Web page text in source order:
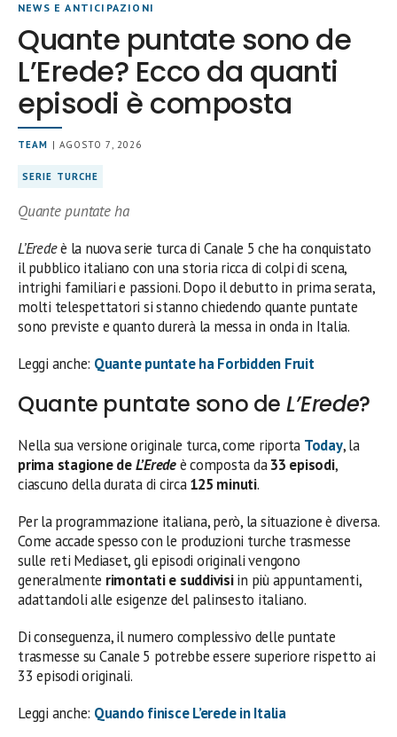
NEWS E ANTICIPAZIONI
Quante puntate sono de
L’Erede? Ecco da quanti
episodi è composta
TEAM | AGOSTO 7, 2026
SERIE TURCHE
Quante puntate ha
L’Eredeè la nuova serie turca di Canale 5 che ha conquistato
il pubblico italiano con una storia ricca di colpi di scena,
intrighi familiari e passioni. Dopo il debutto in prima serata,
molti telespettatori si stanno chiedendo quante puntate
sono previste e quanto durerà la messa in onda in Italia.
Leggi anche: Quante puntate ha Forbidden Fruit
Quante puntate sono de L’Erede?
Nella sua versione originale turca, come riporta Today, la
prima stagione deL’Eredeè composta da33 episodi,
ciascuno della durata di circa125 minuti.
Per la programmazione italiana, però, la situazione è diversa.
Come accade spesso con le produzioni turche trasmesse
sulle reti Mediaset, gli episodi originali vengono
generalmente rimontati e suddivisiin più appuntamenti,
adattandoli alle esigenze del palinsesto italiano.
Di conseguenza, il numero complessivo delle puntate
trasmesse su Canale 5 potrebbe essere superiore rispetto ai
33 episodi originali.
Leggi anche: Quando finisce L’erede in Italia